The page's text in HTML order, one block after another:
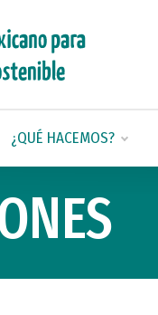
¿QUÉ HACEMOS?